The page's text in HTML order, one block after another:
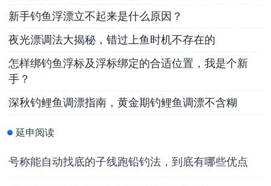
新手钓鱼浮漂立不起来是什么原因？
夜光漂调法大揭秘，错过上鱼时机不存在的
怎样绑钓鱼浮标及浮标绑定的合适位置，我是个新
手？
深秋钓鲤鱼调漂指南，黄金期钓鲤鱼调漂不含糊
延申阅读
号称能自动找底的子线跑铅钓法，到底有哪些优点